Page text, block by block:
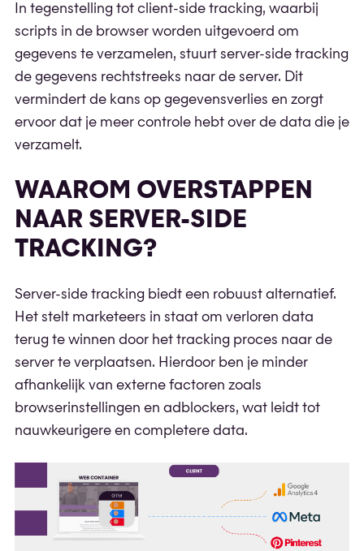
In tegenstelling tot client-side tracking, waarbij
scripts in de browser worden uitgevoerd om
gegevens te verzamelen, stuurt server-side tracking
de gegevens rechtstreeks naar de server. Dit
vermindert de kans op gegevensverlies en zorgt
ervoor dat je meer controle hebt over de data die je
verzamelt.
WAAROM OVERSTAPPEN
NAAR SERVER-SIDE
TRACKING?
Server-side tracking biedt een robuust alternatief.
Het stelt marketeers in staat om verloren data
terug te winnen door het tracking proces naar de
server te verplaatsen. Hierdoor ben je minder
afhankelijk van externe factoren zoals
browserinstellingen en adblockers, wat leidt tot
nauwkeurigere en completere data.